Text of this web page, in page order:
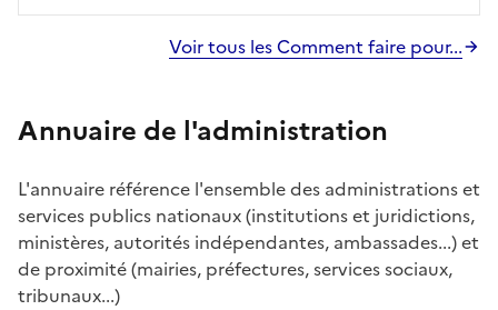
Voir tous les Comment faire pour...
Annuaire de l'administration
L'annuaire référence l'ensemble des administrations et
services publics nationaux (institutions et juridictions,
ministères, autorités indépendantes, ambassades...) et
de proximité (mairies, préfectures, services sociaux,
tribunaux...)